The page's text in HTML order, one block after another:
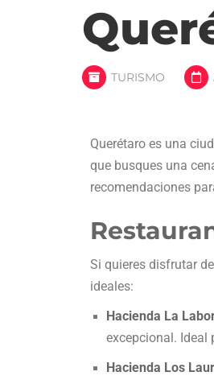
TURISMO
Querétaro es una
que busques una
recomendaciones
Si quieres disfrutar
ideales:
Hacienda La
excepcional. Ideal
Hacienda Los